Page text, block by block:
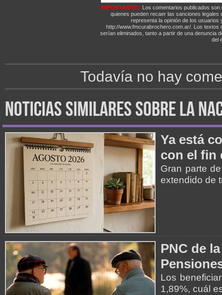
IMPORTANTE!:
Los comentarios publicados
quienes pueden recaer las sanciones
representa la opinión de los
http://www.fmcurabrochero.com.ar/. Los
serían eliminados, tanto a partir de una denuncia
del
Todavía no hay
noticias similares sobre la
Ya está
con el fin
Gran parte
extendido de
PNC de
Los
1,89%, cuál